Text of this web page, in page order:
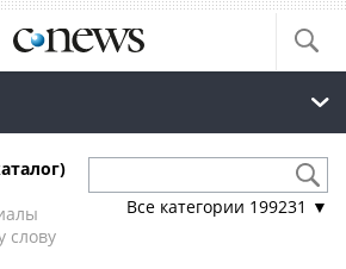
слову
Все категории 199231 ▼